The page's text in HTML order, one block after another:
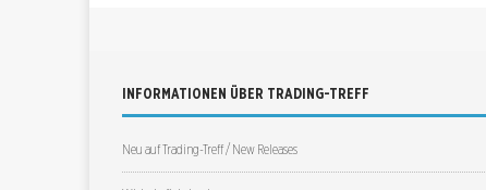
INFORMATIONEN ÜBER TRADING-TREFF
Neu auf Trading-Treff / New Releases